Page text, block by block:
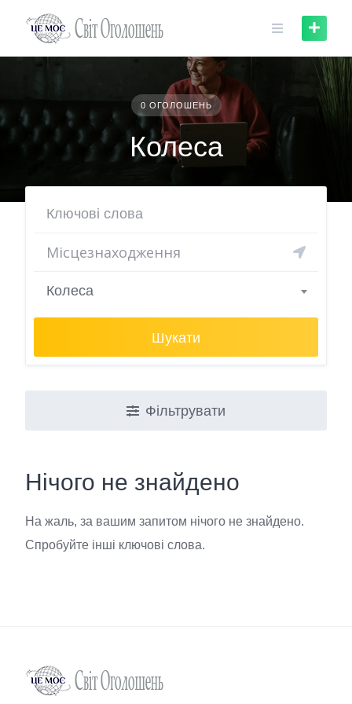
0 ОГОЛОШЕНЬ
Колеса
Колеса
Шукати
Фільтрувати
Нічого не знайдено
На жаль, за вашим запитом нічого не знайдено.
Спробуйте інші ключові слова.